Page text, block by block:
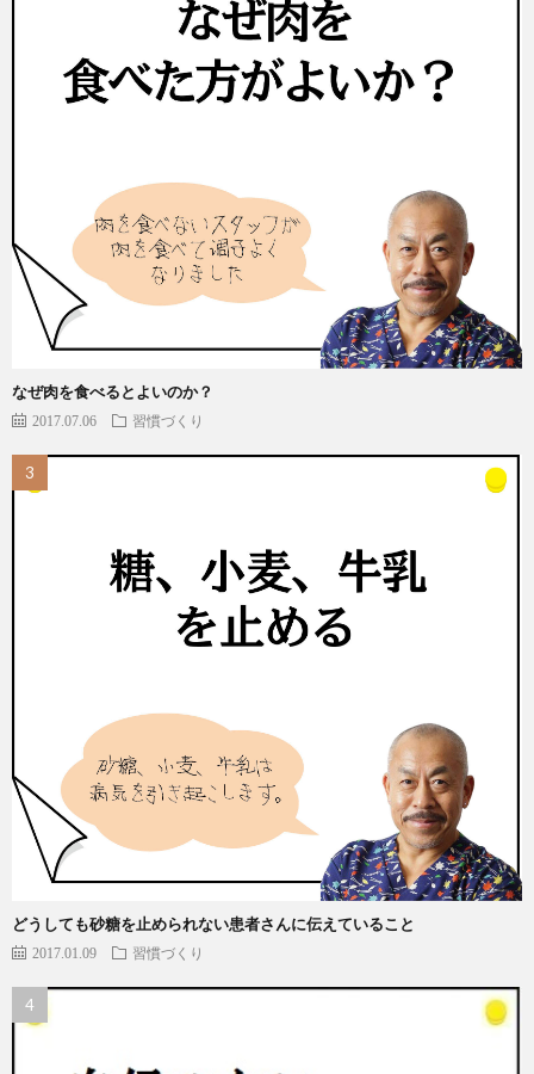
なぜ肉を食べるとよいのか？
2017.07.06 習慣づくり
どうしても砂糖を止められない患者さんに伝えていること
2017.01.09 習慣づくり